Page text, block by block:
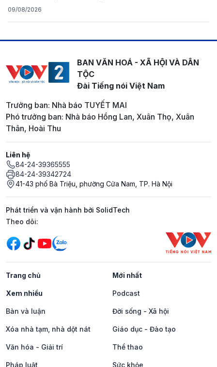
09/08/2026
BAN VĂN HOÁ - XÃ HỘI VÀ DÂN
TỘC
Đài Tiếng nói Việt Nam
Trưởng ban: Nhà báo TUYẾT MAI
Phó trưởng ban: Nhà báo Hồng Lan, Xuân Thọ, Xuân
Thân, Hoài Thu
Liên hệ
84-24-39365555
84-24-39342724
41-43 phố Bà Triệu, phường Cửa Nam, TP. Hà Nội
Phát triển và vận hành bởi SolidTech
Mạng xã hội
Theo dõi:
Trang chủ Mới nhất
Xem nhiều Podcast
Bàn và luận Đời sống - Xã hội
Xóa nhà tạm, nhà dột nát Giáo dục - Đào tạo
Văn hóa - Giải trí Thể thao
Pháp luật Sức khỏe